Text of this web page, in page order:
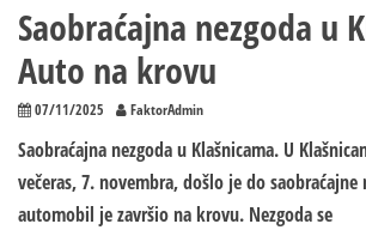
Saobraćajna nezgoda u
Auto na krovu
07/11/2025 FaktorAdmin
Saobraćajna nezgoda u Klašnicama. U
večeras, 7. novembra, došlo je do saobraćajne
automobil je završio na krovu. Nezgoda se